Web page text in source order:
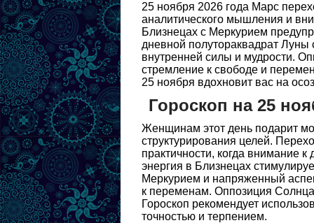
25 ноября 2026 года Марс
аналитического мышления и
Близнецах с Меркурием
дневной полутораквадрат
внутренней силы и мудрости.
стремление к свободе и
25 ноября вдохновит вас на
Гороскоп на 25
Женщинам этот день подарит
структурирования целей.
практичности, когда внимание
энергия в Близнецах
Меркурием и напряженный
к переменам. Оппозиция
Гороскоп рекомендует
точностью и терпением.